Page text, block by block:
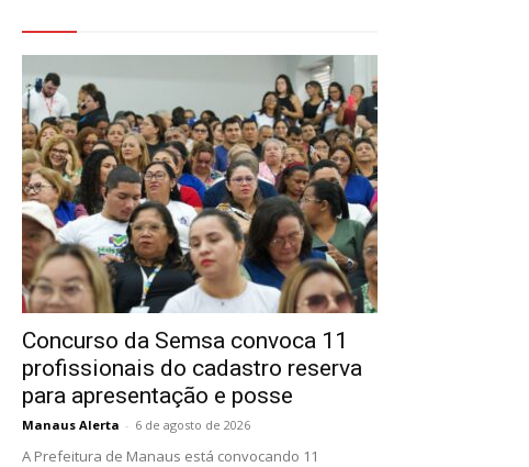
Concurso da Semsa convoca 11
profissionais do cadastro reserva
para apresentação e posse
Manaus Alerta - 6 de agosto de 2026
A Prefeitura de Manaus está convocando 11